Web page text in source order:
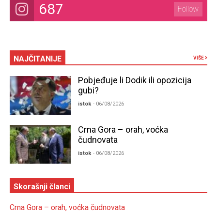
687 Follow
NAJČITANIJE VIŠE
Pobjeđuje li Dodik ili opozicija
gubi?
istok - 06/08/2026
Crna Gora – orah, voćka
čudnovata
istok - 06/08/2026
Skorašnji članci
Crna Gora – orah, voćka čudnovata